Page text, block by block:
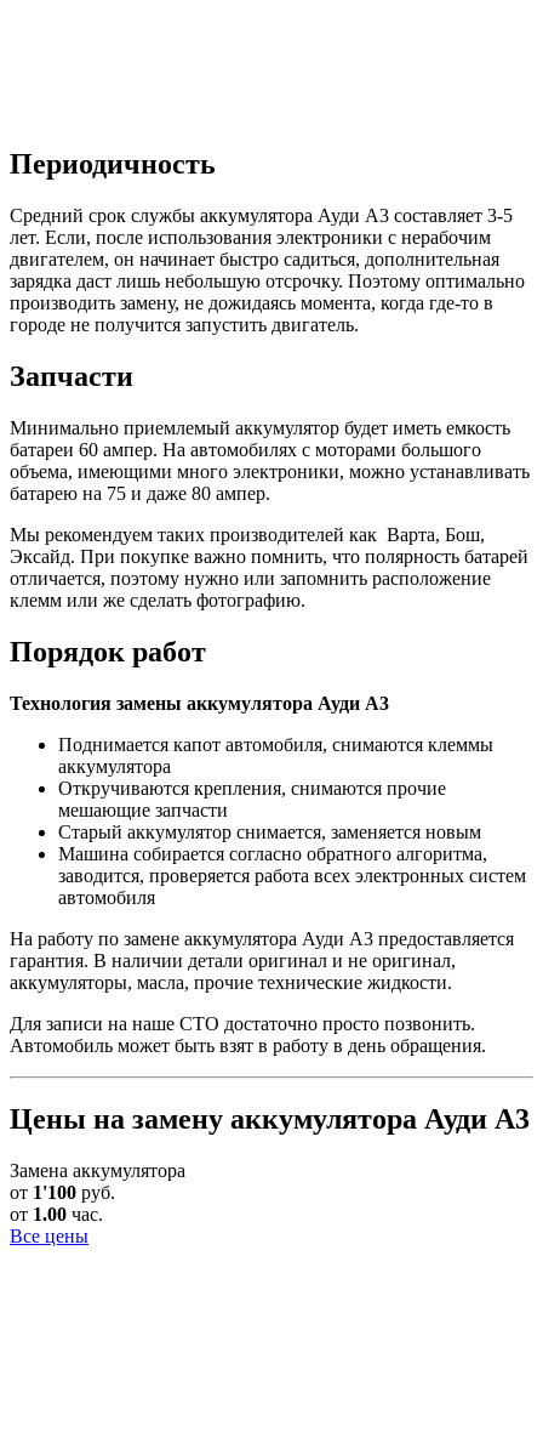
Периодичность
Средний срок службы аккумулятора Ауди А3 составляет 3-5
лет. Если, после использования электроники с нерабочим
двигателем, он начинает быстро садиться, дополнительная
зарядка даст лишь небольшую отсрочку. Поэтому оптимально
производить замену, не дожидаясь момента, когда где-то в
городе не получится запустить двигатель.
Запчасти
Минимально приемлемый аккумулятор будет иметь емкость
батареи 60 ампер. На автомобилях с моторами большого
объема, имеющими много электроники, можно устанавливать
батарею на 75 и даже 80 ампер.
Мы рекомендуем таких производителей как Варта, Бош,
Эксайд. При покупке важно помнить, что полярность батарей
отличается, поэтому нужно или запомнить расположение
клемм или же сделать фотографию.
Порядок работ
Технология замены аккумулятора Ауди А3
Поднимается капот автомобиля, снимаются клеммы
аккумулятора
Откручиваются крепления, снимаются прочие
мешающие запчасти
Старый аккумулятор снимается, заменяется новым
Машина собирается согласно обратного алгоритма,
заводится, проверяется работа всех электронных систем
автомобиля
На работу по замене аккумулятора Ауди А3 предоставляется
гарантия. В наличии детали оригинал и не оригинал,
аккумуляторы, масла, прочие технические жидкости.
Для записи на наше СТО достаточно просто позвонить.
Автомобиль может быть взят в работу в день обращения.
Цены на замену аккумулятора Ауди А3
Замена аккумулятора
от 1'100 руб.
от 1.00 час.
Все цены